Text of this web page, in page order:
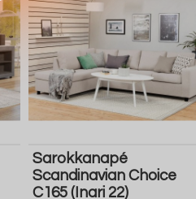
Sarokkanapé
Scandinavian Choice
C165 (Inari 22)